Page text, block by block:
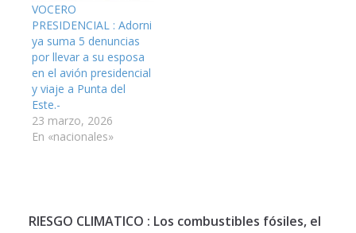
VOCERO
PRESIDENCIAL : Adorni
ya suma 5 denuncias
por llevar a su esposa
en el avión presidencial
y viaje a Punta del
Este.-
23 marzo, 2026
En «nacionales»
RIESGO CLIMATICO : Los combustibles fósiles, el